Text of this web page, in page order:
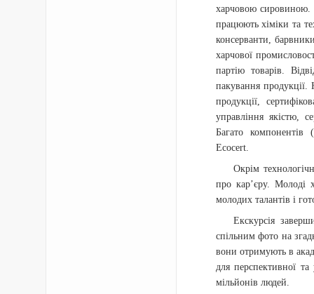
харчовою сировиною.
працюють хіміки та
консерванти,
харчової
партію товарів.
пакування продукції.
продукції,
управління якістю,
Багато компонентів
Ecocert.
Окрім
про кар’єру. Молоді
молодих талантів і
Екскурсія
спільним фото на
вони отримують в
для перспективної
мільйонів людей.